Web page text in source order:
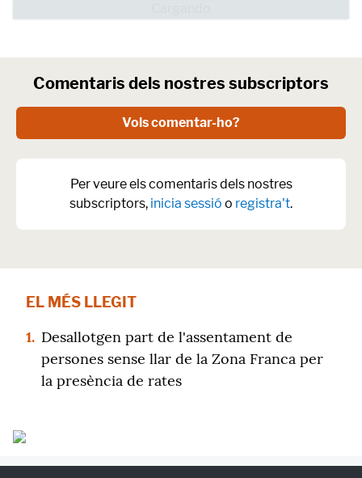
Comentaris dels nostres subscriptors
Vols comentar-ho?
Per veure els comentaris dels nostres
subscriptors, inicia sessió o registra't.
EL MÉS LLEGIT
1. Desallotgen part de l'assentament de
persones sense llar de la Zona Franca per
la presència de rates